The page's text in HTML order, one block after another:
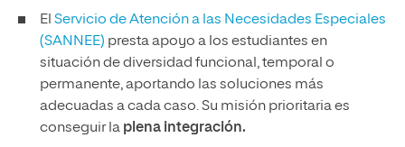
El Servicio de Atención a las Necesidades Especiales
(SANNEE) presta apoyo a los estudiantes en
situación de diversidad funcional, temporal o
permanente, aportando las soluciones más
adecuadas a cada caso. Su misión prioritaria es
conseguir la plena integración.